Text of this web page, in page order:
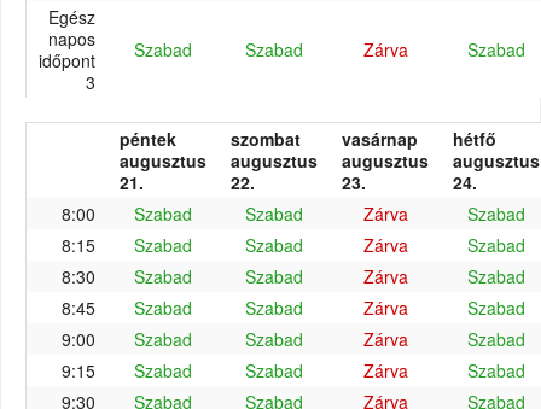
Egész
napos
időpont
3
Szabad Szabad Zárva Szabad
péntek
augusztus
21.
szombat
augusztus
22.
vasárnap
augusztus
23.
hétfő
augusztus
24.
8:00
Szabad Szabad Zárva
Szabad
8:15
Szabad Szabad Zárva
Szabad
8:30
Szabad Szabad Zárva
Szabad
8:45
Szabad Szabad Zárva
Szabad
9:00
Szabad Szabad Zárva
Szabad
9:15
Szabad Szabad Zárva
Szabad
9:30
Szabad Szabad Zárva
Szabad